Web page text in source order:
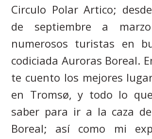
Circulo Polar Artico;
de septiembre a
numerosos turistas en
codiciada Auroras Boreal.
te cuento los mejores
en Tromsø, y todo lo
saber para ir a la caza
Boreal; así como mi